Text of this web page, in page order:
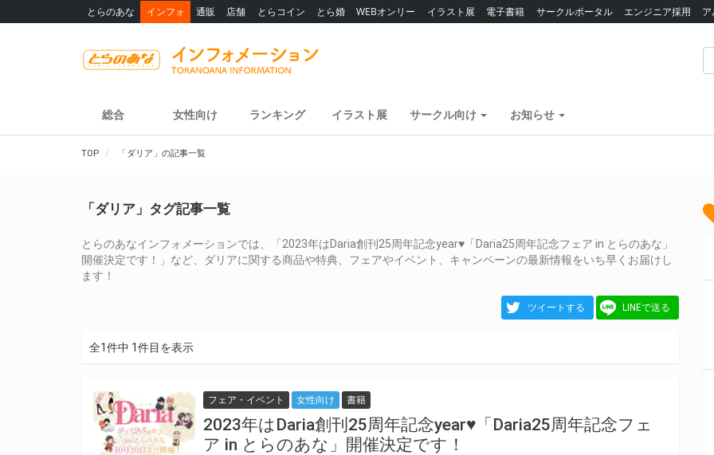
とらのあな インフォ 通販 店舗 とらコイン とら婚 WEBオンリー イラスト展 電子書籍 サークルポータル エンジニア採用
総合 女性向け ランキング イラスト展 サークル向け お知らせ
TOP 「ダリア」の記事一覧
「ダリア」タグ記事一覧
とらのあなインフォメーションでは、「2023年はDaria創刊25周年記念year♥「Daria25周年記念フェア in とらのあな」
開催決定です！」など、ダリアに関する商品や特典、フェアやイベント、キャンペーンの最新情報をいち早くお届けし
ます！
ツイートする LINEで送る
全1件中 1件目を表示
フェア・イベント 女性向け 書籍
2023年はDaria創刊25周年記念year♥「Daria25周年記念フェ
ア in とらのあな」開催決定です！